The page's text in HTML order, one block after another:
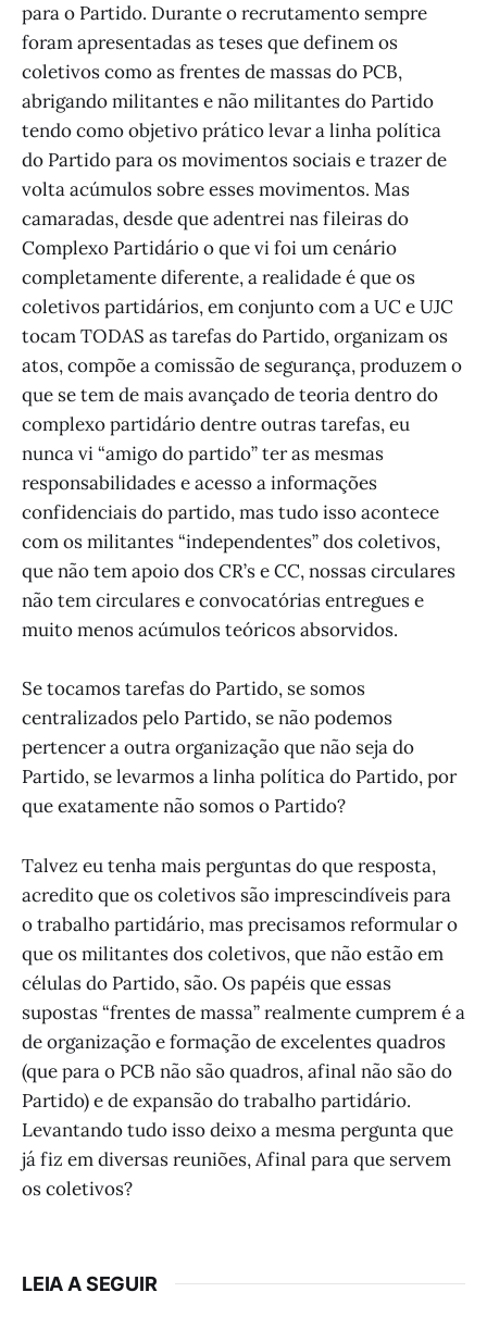
para o Partido. Durante o recrutamento sempre
foram apresentadas as teses que definem os
coletivos como as frentes de massas do PCB,
abrigando militantes e não militantes do Partido
tendo como objetivo prático levar a linha política
do Partido para os movimentos sociais e trazer de
volta acúmulos sobre esses movimentos. Mas
camaradas, desde que adentrei nas fileiras do
Complexo Partidário o que vi foi um cenário
completamente diferente, a realidade é que os
coletivos partidários, em conjunto com a UC e UJC
tocam TODAS as tarefas do Partido, organizam os
atos, compõe a comissão de segurança, produzem o
que se tem de mais avançado de teoria dentro do
complexo partidário dentre outras tarefas, eu
nunca vi “amigo do partido” ter as mesmas
responsabilidades e acesso a informações
confidenciais do partido, mas tudo isso acontece
com os militantes “independentes” dos coletivos,
que não tem apoio dos CR’s e CC, nossas circulares
não tem circulares e convocatórias entregues e
muito menos acúmulos teóricos absorvidos.
Se tocamos tarefas do Partido, se somos
centralizados pelo Partido, se não podemos
pertencer a outra organização que não seja do
Partido, se levarmos a linha política do Partido, por
que exatamente não somos o Partido?
Talvez eu tenha mais perguntas do que resposta,
acredito que os coletivos são imprescindíveis para
o trabalho partidário, mas precisamos reformular o
que os militantes dos coletivos, que não estão em
células do Partido, são. Os papéis que essas
supostas “frentes de massa” realmente cumprem é a
de organização e formação de excelentes quadros
(que para o PCB não são quadros, afinal não são do
Partido) e de expansão do trabalho partidário.
Levantando tudo isso deixo a mesma pergunta que
já fiz em diversas reuniões, Afinal para que servem
os coletivos?
LEIA A SEGUIR